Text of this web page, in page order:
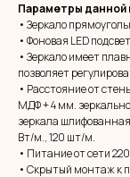
Параметры данной
• Зеркало
• Фоновая LED
• Зеркало имеет
позволяет
• Расстояние от
МДФ + 4 мм.
зеркала
Вт/м., 120 шт/м.
• Питание от сети
• Скрытый монтаж к